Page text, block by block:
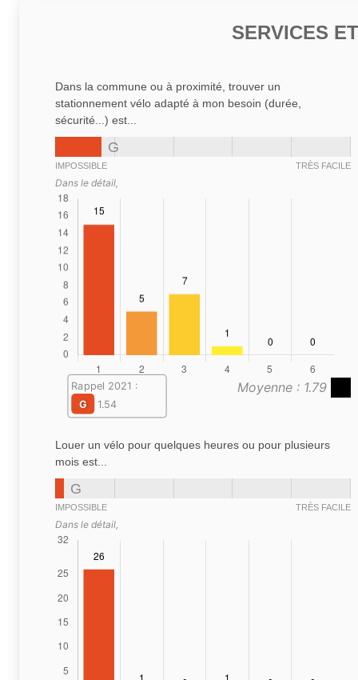
SERVICES
Dans la commune ou à proximité, trouver un
stationnement vélo adapté à mon besoin (durée,
sécurité...) est...
G
IMPOSSIBLE TRÈS FACILE
Dans le détail,
Moyenne : 1.79
Rappel 2021 :
G
1.54
Louer un vélo pour quelques heures ou pour plusieurs
mois est...
G
IMPOSSIBLE TRÈS FACILE
Dans le détail,